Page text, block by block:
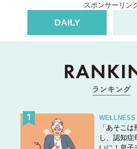
スポンサーリン
DAILY
WELLNESS
「あそこ
し、認知症